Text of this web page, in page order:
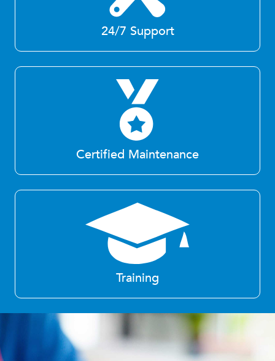
24/7 Support
Certified Maintenance
Training